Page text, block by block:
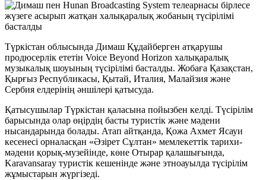
Түркістан облысында Димаш Құдайберген атқарушы
продюсерлік ететін Voice Beyond Horizon халықаралық
музыкалық шоуының түсірілімі басталды. Жобаға Қазақстан,
Қырғыз Республикасы, Қытай, Италия, Малайзия және
Сербия елдерінің әншілері қатысуда.
Қатысушылар Түркістан қаласына пойызбен келді. Түсірілім
барысында олар өңірдің басты туристік және мәдени
нысандарында болады. Атап айтқанда, Қожа Ахмет Ясауи
кесенесі орналасқан «Әзірет Сұлтан» мемлекеттік тарихи-
мәдени қорық-музейінде, көне Отырар қалашығында,
Karavansaray туристік кешенінде және этноауылда түсірілім
жұмыстарын жүргізеді.